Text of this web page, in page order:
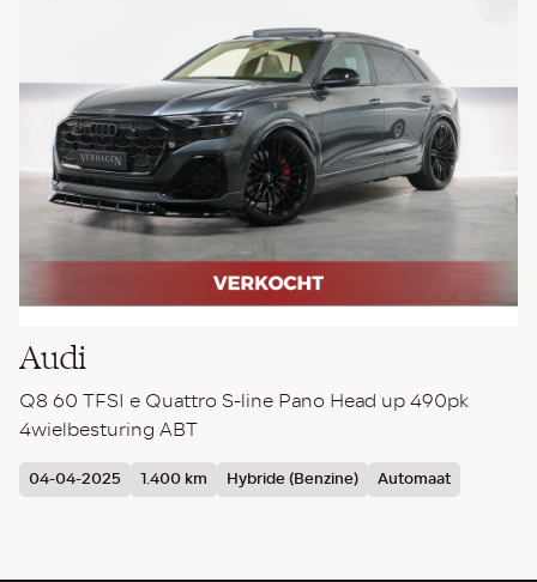
Audi
Q8 60 TFSI e Quattro S-line Pano Head up 490pk
4wielbesturing ABT
04-04-2025 1.400 km Hybride (Benzine) Automaat